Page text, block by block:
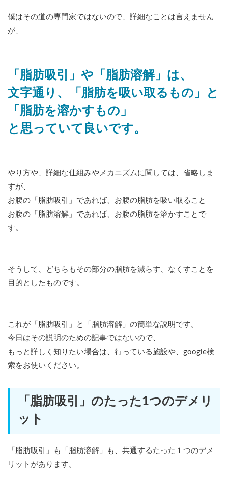
僕はその道の専門家ではないので、詳細なことは言えません
が、
「脂肪吸引」や「脂肪溶解」は、
文字通り、「脂肪を吸い取るもの」と
「脂肪を溶かすもの」
と思っていて良いです。
やり方や、詳細な仕組みやメカニズムに関しては、省略しま
すが、
お腹の「脂肪吸引」であれば、お腹の脂肪を吸い取ること
お腹の「脂肪溶解」であれば、お腹の脂肪を溶かすことで
す。
そうして、どちらもその部分の脂肪を減らす、なくすことを
目的としたものです。
これが「脂肪吸引」と「脂肪溶解」の簡単な説明です。
今日はその説明のための記事ではないので、
もっと詳しく知りたい場合は、行っている施設や、google検
索をお使いください。
「脂肪吸引」のたった1つのデメリ
ット
「脂肪吸引」も「脂肪溶解」も、共通するたった１つのデメ
リットがあります。